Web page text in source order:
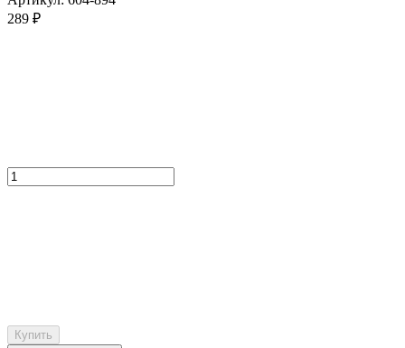
289 ₽
Купить